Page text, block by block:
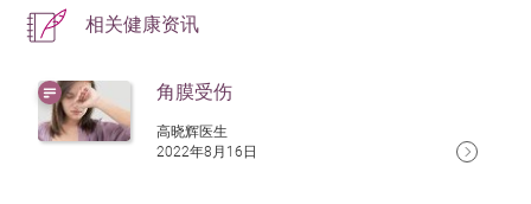
相关健康资讯
角膜受伤
高晓辉医生
2022年8月16日